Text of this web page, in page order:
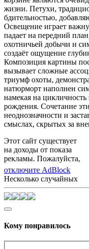
жизни. Петухи,
бдительностью,
Освещение играет
падает на передний
охотничьей добычи и
создаёт ощущение
Композиция картины
вызывает сложные
триумф охоты,
натюрморт наполнен
намекая на
рождения. Сочетание
неоднозначности и
смыслах, скрытых за
Этот сайт существует
на доходы от показа
рекламы. Пожалуйста,
отключите AdBlock
Несколько случайных
Кому понравилось